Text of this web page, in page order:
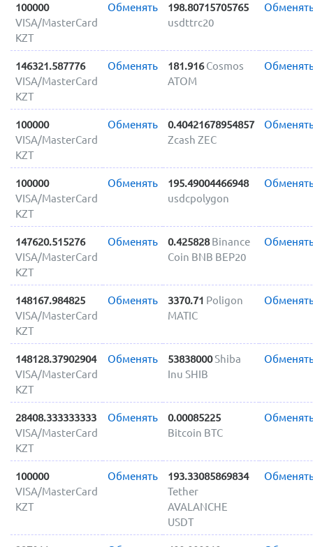
100000
VISA/MasterCard
KZT
Обменять
198.80715705765
usdttrc20
146321.587776
VISA/MasterCard
KZT
Обменять 181.916 Cosmos
ATOM
100000
VISA/MasterCard
KZT
Обменять
0.40421678954857
Zcash ZEC
100000
VISA/MasterCard
KZT
Обменять
195.49004466948
usdcpolygon
147620.515276
VISA/MasterCard
KZT
Обменять 0.425828 Binance
Coin BNB BEP20
148167.984825
VISA/MasterCard
KZT
Обменять 3370.71 Poligon
MATIC
148128.37902904
VISA/MasterCard
KZT
Обменять 53838000Shiba
Inu SHIB
28408.333333333
VISA/MasterCard
KZT
Обменять
0.00085225
Bitcoin BTC
100000
VISA/MasterCard
KZT
Обменять
193.33085869834
Tether
AVALANCHE
USDT